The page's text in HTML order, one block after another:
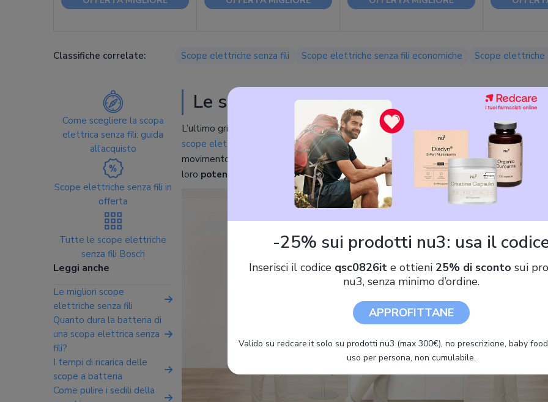
Classifiche correlate: Scope elettriche senza fili Scope elettriche senza fili economiche Scope elettriche
Le scope elettriche senza fili Bosch
L’ultimo grido in fatto di pulizia dei pavimenti sono le scope elettriche senza fili
:
scope elettriche
tradizionali, le scope senza fili offrono una maggiore immediatezza di
movimento. Certo, il rovescio della medaglia è che la loro
autonomia di utilizzo , così
loro potenza di aspirazione, sono legati allecaratteristiche della batteria.
Come scegliere la scopa
elettrica senza fili: guida
all'acquisto
Scope elettriche senza fili in
offerta
Tutte le scope elettriche
senza fili Bosch
Leggi anche
Le migliori scope
elettriche senza fili
Quanto dura la batteria di
una scopa elettrica senza
fili?
I tempi di ricarica delle
scope a batteria
Come pulire i sedili della
-25% sui prodotti nu3: usa il
Inserisci il codice qsc0826ite ottieni 25% di sconto sui
nu3, senza minimo d’ordine.
APPROFITTANE
Valido su redcare.it solo su prodotti nu3 (max 300€), no prescrizione, baby
uso per persona, non cumulabile.